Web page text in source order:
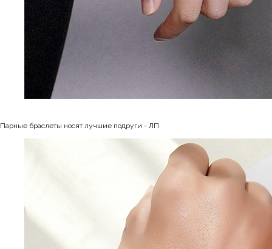
Парные браслеты носят лучшие подруги - ЛП